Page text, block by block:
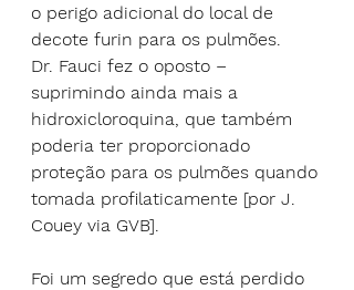
o perigo adicional do local de
decote furin para os pulmões.
Dr. Fauci fez o oposto –
suprimindo ainda mais a
hidroxicloroquina, que também
poderia ter proporcionado
proteção para os pulmões quando
tomada profilaticamente [por J.
Couey via GVB].
Foi um segredo que está perdido